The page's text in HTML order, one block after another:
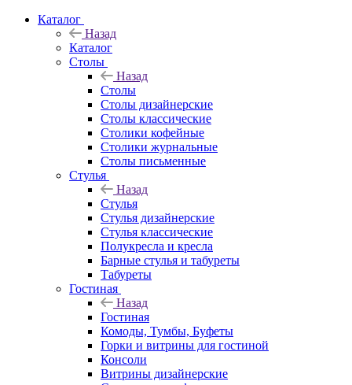
Каталог
Назад
Каталог
Столы
Назад
Столы
Столы дизайнерские
Столы классические
Столики кофейные
Столики журнальные
Столы письменные
Стулья
Назад
Стулья
Стулья дизайнерские
Стулья классические
Полукресла и кресла
Барные стулья и табуреты
Табуреты
Гостиная
Назад
Гостиная
Комоды, Тумбы, Буфеты
Горки и витрины для гостиной
Консоли
Витрины дизайнерские